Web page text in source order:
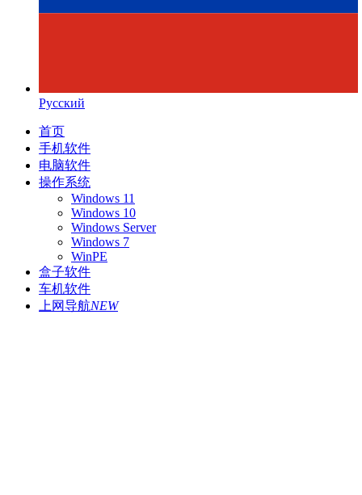
Русский
首页
手机软件
电脑软件
操作系统
Windows 11
Windows 10
Windows Server
Windows 7
WinPE
盒子软件
车机软件
上网导航NEW